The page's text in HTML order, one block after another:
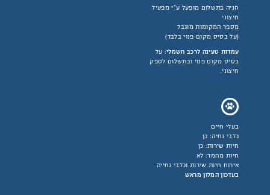
חניה בתשלום מופעל ע"י מפעיל
חיצוני
מספר המקומות מוגבל
(על בסיס מקום פנוי בלבד)
עמדות טעינה לרכב חשמלי: על
בסיס מקום פנוי ובתשלום לספק
חיצוני.
בעלי חיים
כלבי נחיה: כן
חיות שירות: כן
חיות מחמד: לא
אירוח חיות שירות וכלבי נחייה
בעדכון המלון מראש